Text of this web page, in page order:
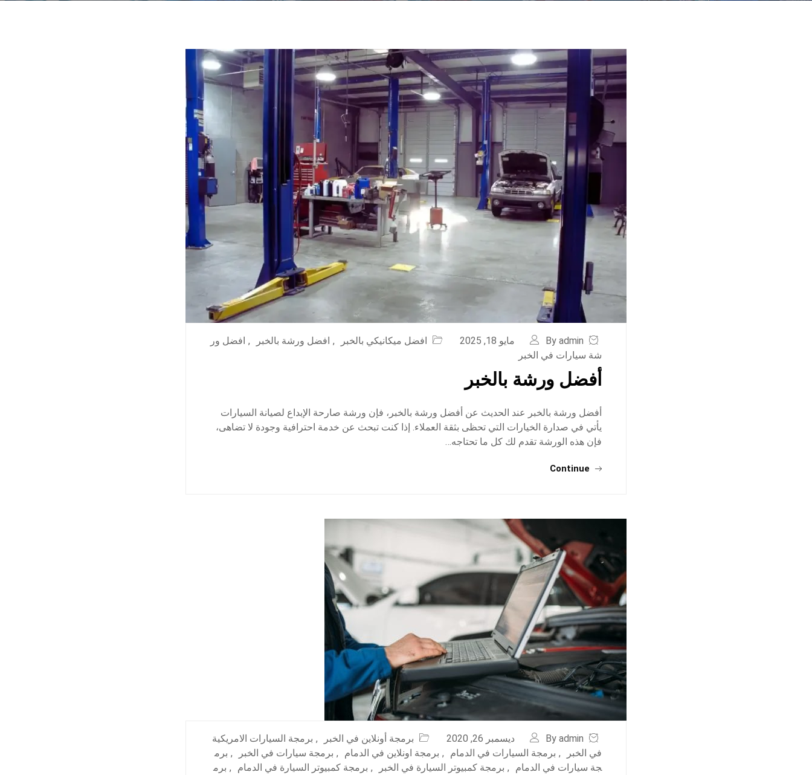
By admin مايو 18, 2025 افضل ميكانيكي بالخبر , افضل ورشة بالخبر , افضل ور
شة سيارات في الخبر
أفضل ورشة بالخبر
أفضل ورشة بالخبر عند الحديث عن أفضل ورشة بالخبر، فإن ورشة صارحة الإبداع لصيانة السيارات
يأتي في صدارة الخيارات التي تحظى بثقة العملاء. إذا كنت تبحث عن خدمة احترافية وجودة لا تضاهى،
فإن هذه الورشة تقدم لك كل ما تحتاجه…
Continue
By admin ديسمبر 26, 2020 برمجة أونلاين في الخبر , برمجة السيارات الامريكية
في الخبر
, برمجة السيارات في الدمام , برمجة اونلاين في الدمام , برمجة سيارات في الخبر , برم
جة سيارات في الدمام
, برمجة كمبيوتر السيارة في الخبر , برمجة كمبيوتر السيارة في الدمام , برم